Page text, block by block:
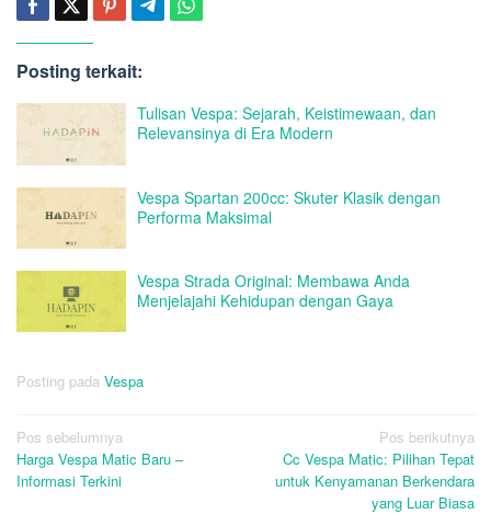
Posting terkait:
Tulisan Vespa: Sejarah, Keistimewaan, dan
Relevansinya di Era Modern
Vespa Spartan 200cc: Skuter Klasik dengan
Performa Maksimal
Vespa Strada Original: Membawa Anda
Menjelajahi Kehidupan dengan Gaya
Posting pada Vespa
Navigasi
pos
Pos sebelumnya
Harga Vespa Matic Baru –
Informasi Terkini
Pos berikutnya
Cc Vespa Matic: Pilihan Tepat
untuk Kenyamanan Berkendara
yang Luar Biasa